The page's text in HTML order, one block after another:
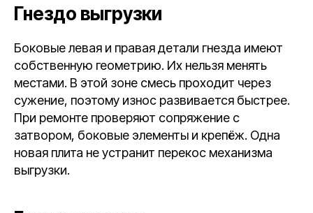
Гнездо выгрузки
Боковые левая и правая детали гнезда имеют
собственную геометрию. Их нельзя менять
местами. В этой зоне смесь проходит через
сужение, поэтому износ развивается быстрее.
При ремонте проверяют сопряжение с
затвором, боковые элементы и крепёж. Одна
новая плита не устранит перекос механизма
выгрузки.